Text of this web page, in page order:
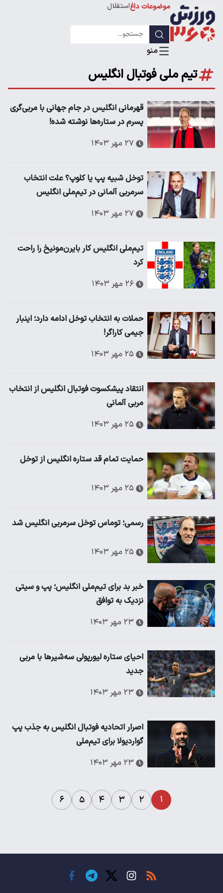
موضوعات داغاستقلال
تیم ملی فوتبال انگلیس
قهرمانی انگلیس در جام جهانی با مربی‌گری
پسرم در ستاره‌ها نوشته شده!
۲۷ مهر ۱۴۰۳
توخل شبیه پپ یا کلوپ؟ علت انتخاب
سرمربی آلمانی در تیم‌ملی انگلیس
۲۷ مهر ۱۴۰۳
تیم‌ملی انگلیس کار بایرن‌مونیخ را راحت
کرد
۲۶ مهر ۱۴۰۳
حملات به انتخاب توخل ادامه دارد؛ اینبار
جیمی کاراگر!
۲۵ مهر ۱۴۰۳
انتقاد پیشکسوت فوتبال انگلیس از انتخاب
مربی آلمانی
۲۵ مهر ۱۴۰۳
حمایت تمام قد ستاره انگلیس از توخل
۲۵ مهر ۱۴۰۳
رسمی؛ توماس توخل سرمربی انگلیس شد
۲۵ مهر ۱۴۰۳
خبر بد برای تیم‌ملی انگلیس؛ پپ و سیتی
نزدیک به توافق
۲۳ مهر ۱۴۰۳
احیای ستاره لیورپولی سه‌شیرها با مربی
جدید
۲۳ مهر ۱۴۰۳
اصرار اتحادیه فوتبال انگلیس به جذب پپ
گواردیولا برای تیم‌ملی
۲۳ مهر ۱۴۰۳
۱ ۲ ۳ ۴ ۵ ۶